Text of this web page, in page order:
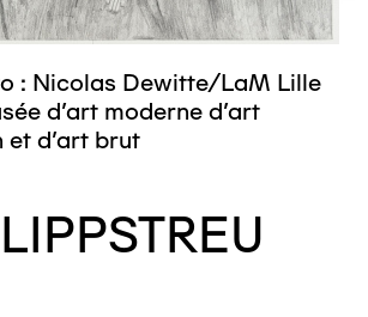
: Nicolas Dewitte/LaM Lille
d’art moderne d’art
d’art brut